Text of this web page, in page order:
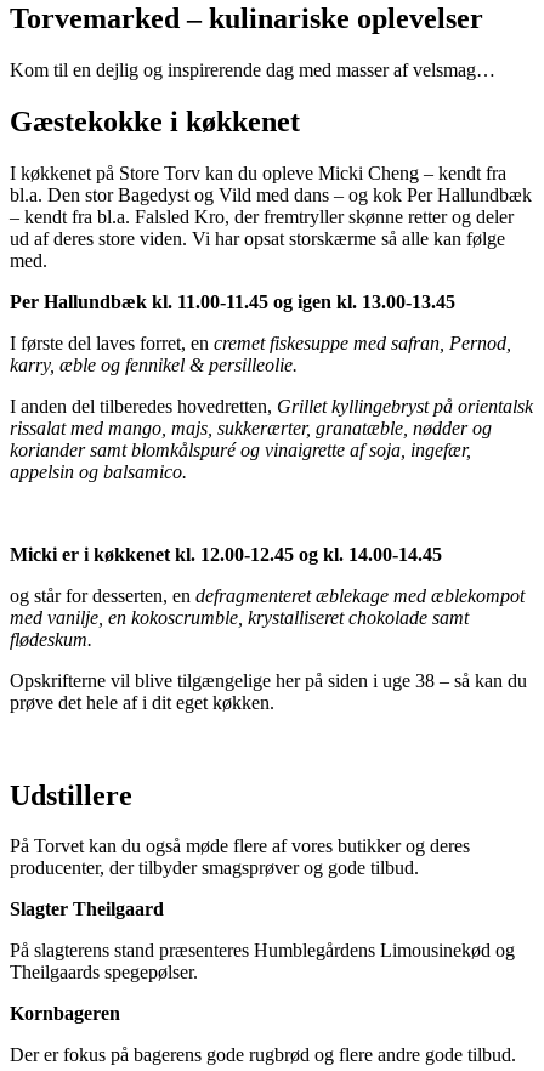
Torvemarked – kulinariske oplevelser
Kom til en dejlig og inspirerende dag med masser af velsmag…
Gæstekokke i køkkenet
I køkkenet på Store Torv kan du opleve Micki Cheng – kendt fra
bl.a. Den stor Bagedyst og Vild med dans – og kok Per Hallundbæk
– kendt fra bl.a. Falsled Kro, der fremtryller skønne retter og deler
ud af deres store viden. Vi har opsat storskærme så alle kan følge
med.
Per Hallundbæk kl. 11.00-11.45 og igen kl. 13.00-13.45
I første del laves forret, en cremet fiskesuppe med safran, Pernod,
karry, æble og fennikel & persilleolie.
I anden del tilberedes hovedretten, Grillet kyllingebryst på orientalsk
rissalat med mango, majs, sukkerærter, granatæble, nødder og
koriander samt blomkålspuré og vinaigrette af soja, ingefær,
appelsin og balsamico.
Micki er i køkkenet kl. 12.00-12.45 og kl. 14.00-14.45
og står for desserten, en defragmenteret æblekage med æblekompot
med vanilje, en kokoscrumble, krystalliseret chokolade samt
flødeskum.
Opskrifterne vil blive tilgængelige her på siden i uge 38 – så kan du
prøve det hele af i dit eget køkken.
Udstillere
På Torvet kan du også møde flere af vores butikker og deres
producenter, der tilbyder smagsprøver og gode tilbud.
Slagter Theilgaard
På slagterens stand præsenteres Humblegårdens Limousinekød og
Theilgaards spegepølser.
Kornbageren
Der er fokus på bagerens gode rugbrød og flere andre gode tilbud.